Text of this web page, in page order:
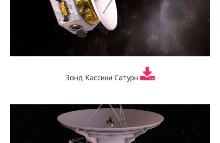
Зонд Кассини Сатурн